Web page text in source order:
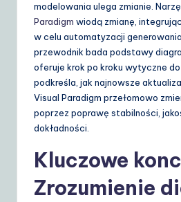
S
o
lu
modelowania ulega zmianie.
Paradigm wiodą zmianę,
w celu automatyzacji
przewodnik bada podstawy
oferuje krok po kroku wytyczne
podkreśla, jak najnowsze
Visual Paradigm przełomowo
poprzez poprawę stabilności,
dokładności.
Kluczowe
Zrozumienie